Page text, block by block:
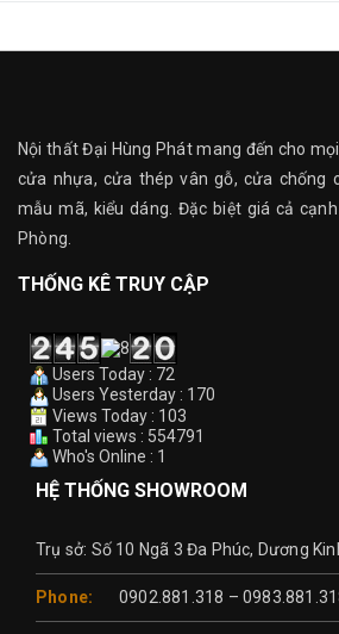
Nội thất Đại Hùng Phát mang đến cho
cửa nhựa, cửa thép vân gỗ, cửa chống
mẫu mã, kiểu dáng. Đặc biệt giá cả
Phòng.
THỐNG KÊ TRUY CẬP
Users Today : 72
Users Yesterday : 170
Views Today : 103
Total views : 554791
Who's Online : 1
HỆ THỐNG SHOWROOM
Trụ sở: Số 10 Ngã 3 Đa Phúc, Dương
Phone: 0902.881.318 –